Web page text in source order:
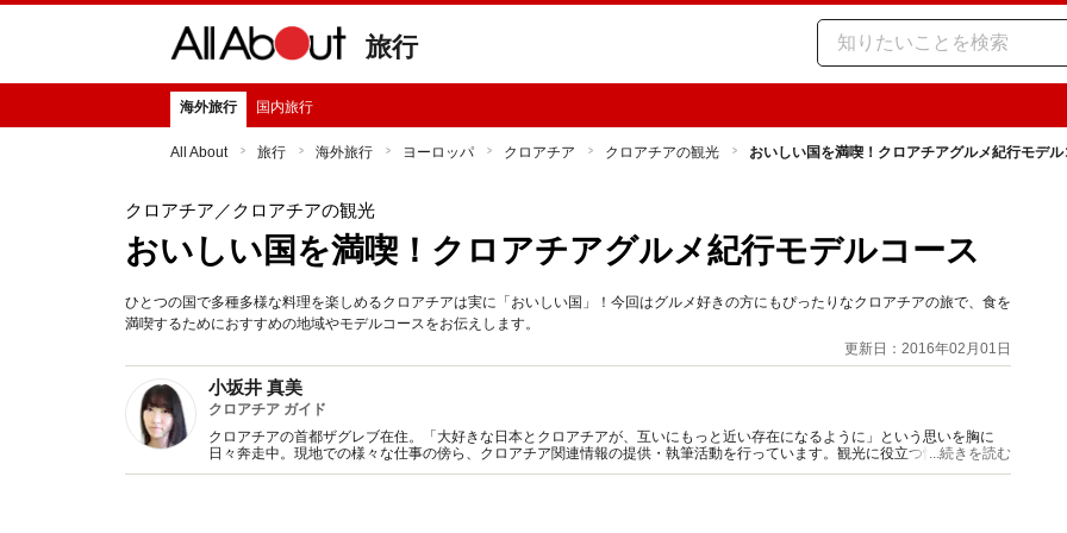
旅行
海外旅行 国内旅行
All About 旅行 海外旅行 ヨーロッパ クロアチア クロアチアの観光 おいしい国を満喫！クロアチアグルメ紀行モデル
クロアチア ／クロアチアの観光
おいしい国を満喫！クロアチアグルメ紀行モデルコース
ひとつの国で多種多様な料理を楽しめるクロアチアは実に「おいしい国」！今回はグルメ好きの方にもぴったりなクロアチアの旅で、食を
満喫するためにおすすめの地域やモデルコースをお伝えします。
更新日：2016年02月01日
小坂井 真美
クロアチア ガイド
クロアチアの首都ザグレブ在住。「大好きな日本とクロアチアが、互いにもっと近い存在になるように」という思いを胸に
日々奔走中。現地での様々な仕事の傍ら、クロアチア関連情報の提供・執筆活動を行っています。観光に役立つ情報はもちろ
ん、クロアチアをより身近に感じていただけるよう様々な情報をお届けします。
...続きを読む